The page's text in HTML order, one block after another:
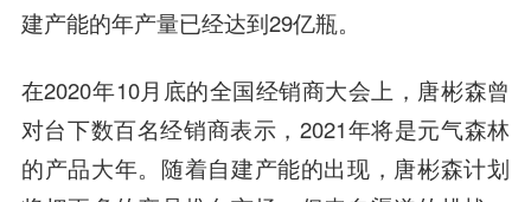
建产能的年产量已经达到29亿瓶。
在2020年10月底的全国经销商大会上，唐彬森曾
对台下数百名经销商表示，2021年将是元气森林
的产品大年。随着自建产能的出现，唐彬森计划